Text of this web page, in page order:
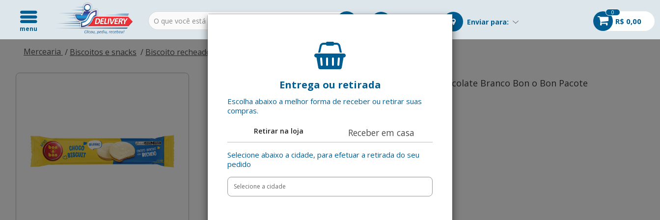
menu
Enviar para:
0
R$ 0,00
Entrega ou retirada
Escolha abaixo a melhor forma de receber ou retirar suas
compras.
Retirar na loja Receber em casa
Selecione abaixo a cidade, para efetuar a retirada do seu
pedido
Mercearia Biscoitos e snacks Biscoito recheado e wafer
Biscoito Choco Biscuit Recheio Beijinho Cobertura Chocolate Branco Bon o Bon Pacote
Adicionar aos favoritos
Compartilhar
Add
to
Product
ActionsAdicionar